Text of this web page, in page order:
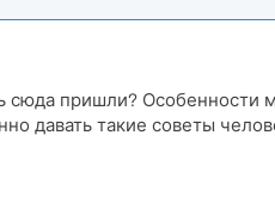
сюда пришли? Особенности
давать такие советы